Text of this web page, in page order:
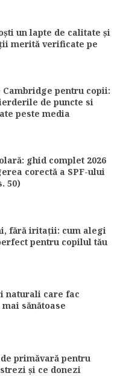
un lapte de calitate și
merită verificate pe
Cambridge pentru copii:
de puncte si
peste media
ghid complet 2026
corectă a SPF-ului
50)
fără iritații: cum alegi
pentru copilul tău
naturali care fac
sănătoase
primăvară pentru
și ce donezi